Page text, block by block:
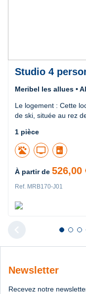
Studio 4
Meribel les allues •
Le logement : Cette
de ski, située au rez
1 pièce
tv
À partir de 526,00
Ref. MRB170-J01
Newsletter
Recevez notre